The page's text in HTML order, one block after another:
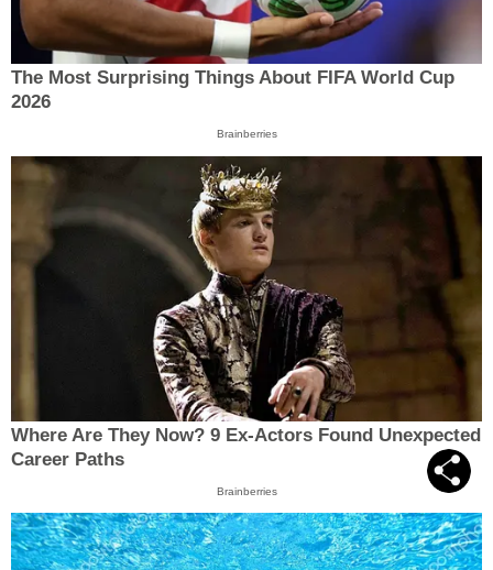
The Most Surprising Things About FIFA World Cup
2026
Brainberries
Where Are They Now? 9 Ex-Actors Found Unexpected
Career Paths
Brainberries